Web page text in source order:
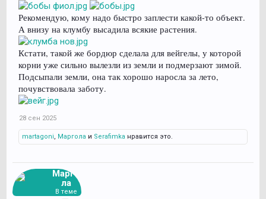
Рекомендую, кому надо быстро заплести какой-то объект.
А внизу на клумбу высадила всякие растения.
Кстати, такой же бордюр сделала для вейгелы, у которой
корни уже сильно вылезли из земли и подмерзают зимой.
Подсыпали земли, она так хорошо наросла за лето,
почувствовала заботу.
28 сен 2025
martagoni, Маргола и Serafimka нравится это.
Марго
ла
В теме